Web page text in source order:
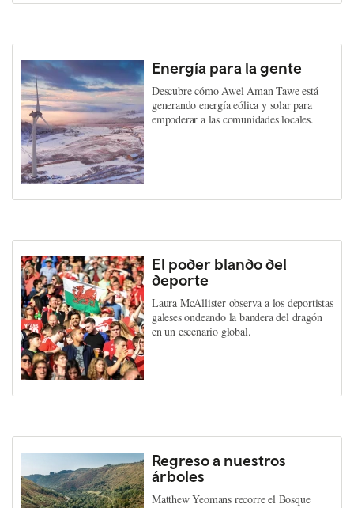
Energía para la gente
Descubre cómo Awel Aman Tawe está
generando energía eólica y solar para
empoderar a las comunidades locales.
El poder blando del
deporte
Laura McAllister observa a los deportistas
galeses ondeando la bandera del dragón
en un escenario global.
Regreso a nuestros
árboles
Matthew Yeomans recorre el Bosque